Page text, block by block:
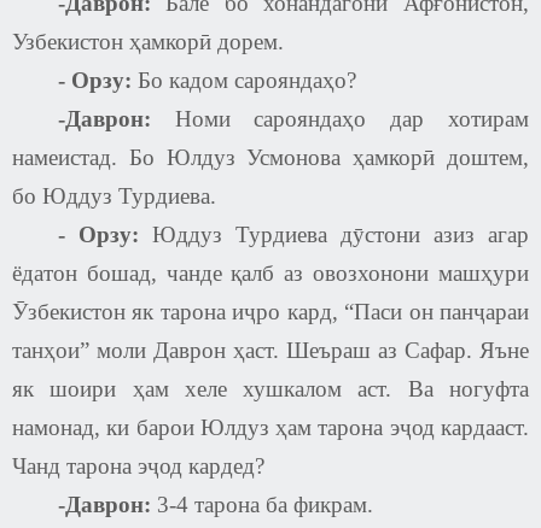
Узбекистон ҳамкорӣ дорем.
- Орзу: Бо кадом сарояндаҳо?
-Даврон: Номи сарояндаҳо дар хотирам
намеистад. Бо Юлдуз Усмонова ҳамкорӣ доштем,
бо Юддуз Турдиева.
- Орзу: Юддуз Турдиева дӯстони азиз агар
ёдатон бошад, чанде қалб аз овозхонони машҳури
Ӯзбекистон як тарона иҷро кард, “Паси он панҷараи
танҳои” моли Даврон ҳаст. Шеъраш аз Сафар. Яъне
як шоири ҳам хеле хушкалом аст. Ва ногуфта
намонад, ки барои Юлдуз ҳам тарона эҷод кардааст.
Чанд тарона эҷод кардед?
-Даврон: 3-4 тарона ба фикрам.